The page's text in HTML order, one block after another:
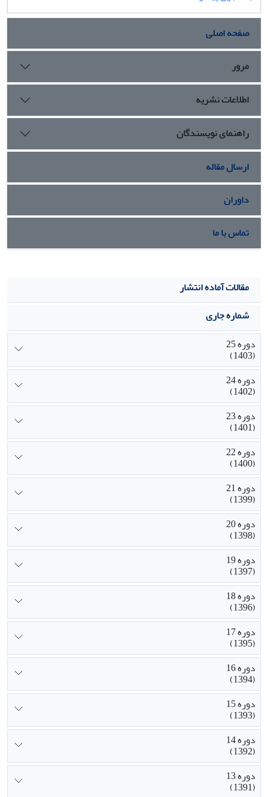
صفحه اصلی
مرور
اطلاعات نشریه
راهنمای نویسندگان
ارسال مقاله
داوران
تماس با ما
مقالات آماده انتشار
شماره جاری
دوره 25
(1403)
دوره 24
(1402)
دوره 23
(1401)
دوره 22
(1400)
دوره 21
(1399)
دوره 20
(1398)
دوره 19
(1397)
دوره 18
(1396)
دوره 17
(1395)
دوره 16
(1394)
دوره 15
(1393)
دوره 14
(1392)
دوره 13
(1391)